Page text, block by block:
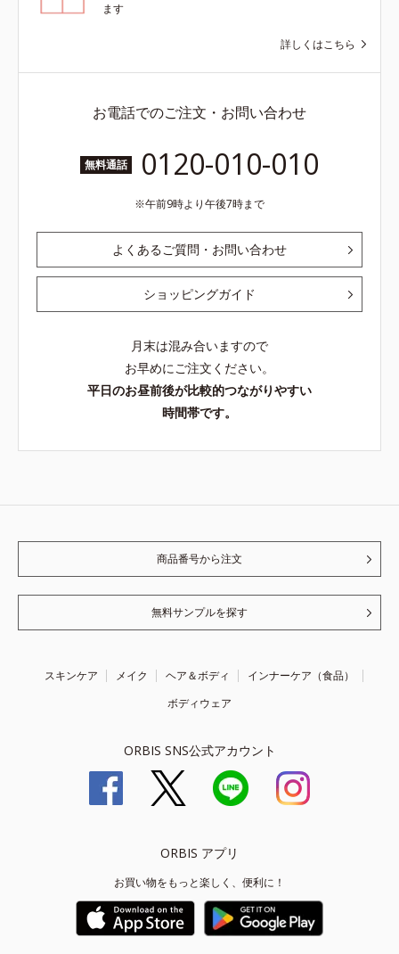
ます
詳しくはこちら
お電話でのご注文・お問い合わせ
無料通話 0120-010-010
午前9時より午後7時まで
よくあるご質問・お問い合わせ
ショッピングガイド
月末は混み合いますので
お早めにご注文ください。
平日のお昼前後が比較的つながりやすい
時間帯です。
商品番号から注文
無料サンプルを探す
スキンケア メイク ヘア＆ボディ
インナーケア（食品）
ボディウェア
ORBIS SNS公式アカウント
ORBIS アプリ
お買い物をもっと楽しく、便利に！